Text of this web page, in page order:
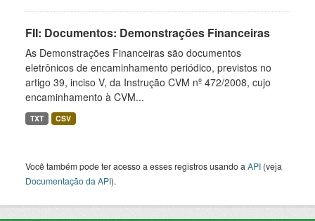
FII: Documentos: Demonstrações Financeiras
As Demonstrações Financeiras são documentos
eletrônicos de encaminhamento periódico, previstos no
artigo 39, inciso V, da Instrução CVM nº 472/2008, cujo
encaminhamento à CVM...
TXT CSV
Você também pode ter acesso a esses registros usando a API (veja
Documentação da API).